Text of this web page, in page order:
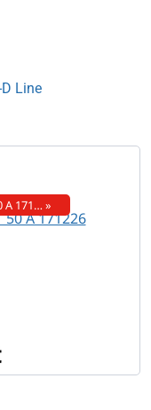
Line
A 171… »